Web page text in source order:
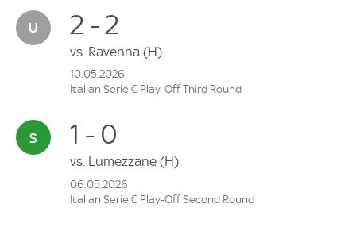
2 - 2
vs. Ravenna (H)
10.05.2026
Italian Serie C Play-Off Third Round
1 - 0
vs. Lumezzane (H)
06.05.2026
Italian Serie C Play-Off Second Round